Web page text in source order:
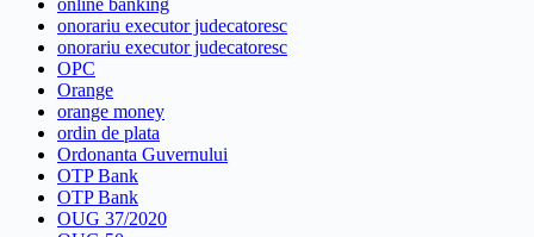
onorariu executor judecatoresc
onorariu executor judecatoresc
OPC
Orange
orange money
ordin de plata
Ordonanta Guvernului
OTP Bank
OTP Bank
OUG 37/2020